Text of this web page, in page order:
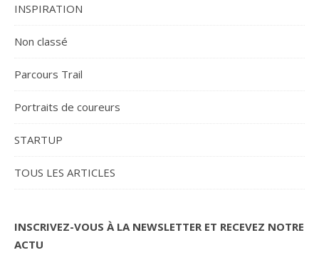
INSPIRATION
Non classé
Parcours Trail
Portraits de coureurs
STARTUP
TOUS LES ARTICLES
INSCRIVEZ-VOUS À LA NEWSLETTER ET RECEVEZ NOTRE
ACTU